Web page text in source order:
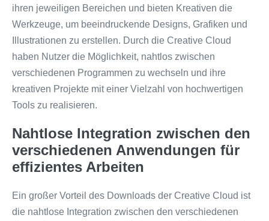
ihren jeweiligen Bereichen und bieten Kreativen die
Werkzeuge, um beeindruckende Designs, Grafiken und
Illustrationen zu erstellen. Durch die Creative Cloud
haben Nutzer die Möglichkeit, nahtlos zwischen
verschiedenen Programmen zu wechseln und ihre
kreativen Projekte mit einer Vielzahl von hochwertigen
Tools zu realisieren.
Nahtlose Integration zwischen den
verschiedenen Anwendungen für
effizientes Arbeiten
Ein großer Vorteil des Downloads der Creative Cloud ist
die nahtlose Integration zwischen den verschiedenen